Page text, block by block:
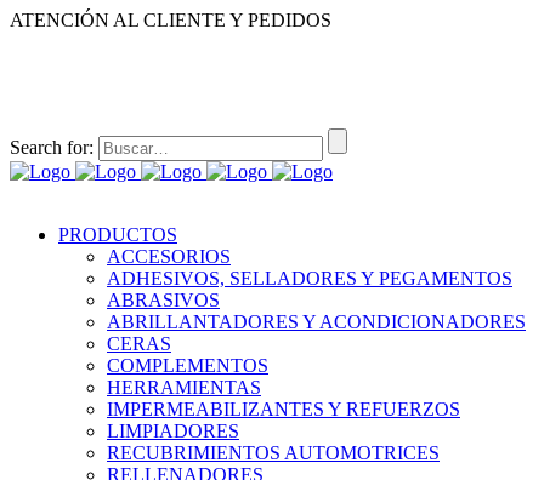
ATENCIÓN AL CLIENTE Y PEDIDOS
Search for:
PRODUCTOS
ACCESORIOS
ADHESIVOS, SELLADORES Y PEGAMENTOS
ABRASIVOS
ABRILLANTADORES Y ACONDICIONADORES
CERAS
COMPLEMENTOS
HERRAMIENTAS
IMPERMEABILIZANTES Y REFUERZOS
LIMPIADORES
RECUBRIMIENTOS AUTOMOTRICES
RELLENADORES